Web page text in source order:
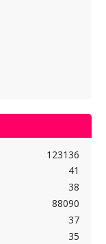
123136
41
38
88090
37
35